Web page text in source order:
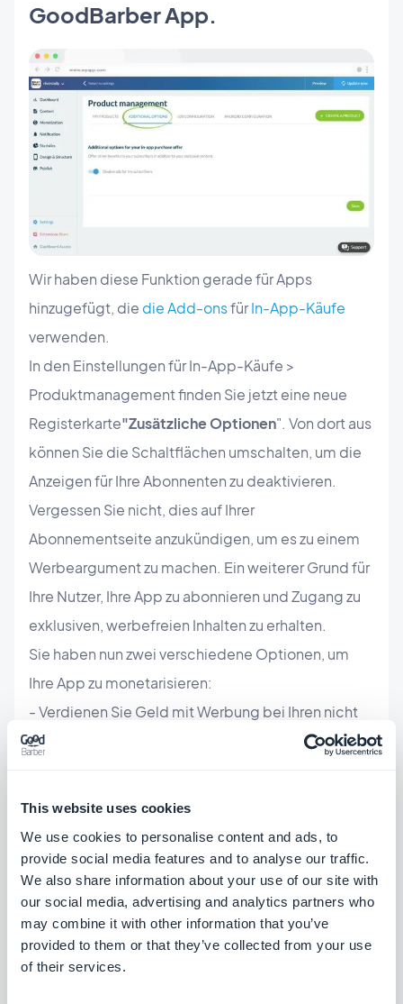
This website uses cookies
We use cookies to personalise content and ads, to
provide social media features and to analyse our traffic.
We also share information about your use of our site with
our social media, advertising and analytics partners who
may combine it with other information that you’ve
provided to them or that they’ve collected from your use
of their services.
GoodBarber App.
Wir haben diese Funktion gerade für Apps
hinzugefügt, die die Add-onsfürIn-App-Käufe
verwenden.
In den Einstellungen für In-App-Käufe >
Produktmanagement finden Sie jetzt eine neue
Registerkarte"Zusätzliche Optionen". Von dort aus
können Sie die Schaltflächen umschalten, um die
Anzeigen für Ihre Abonnenten zu deaktivieren.
Vergessen Sie nicht, dies auf Ihrer
Abonnementseite anzukündigen, um es zu einem
Werbeargument zu machen. Ein weiterer Grund für
Ihre Nutzer, Ihre App zu abonnieren und Zugang zu
exklusiven, werbefreien Inhalten zu erhalten.
Sie haben nun zwei verschiedene Optionen, um
Ihre App zu monetarisieren:
- Verdienen Sie Geld mit Werbung bei Ihren nicht
abonnierten Nutzern.
integrierte Käufe und Anreize für werbefreien
Inhalt.